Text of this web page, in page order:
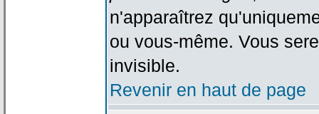
n'apparaîtrez
ou vous-même. Vous
invisible.
Revenir en haut de page